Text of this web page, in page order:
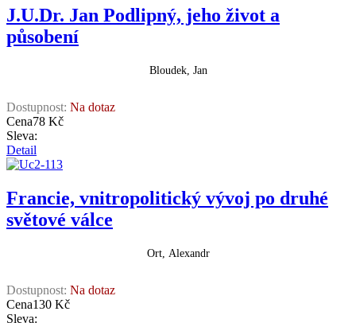
J.U.Dr. Jan Podlipný, jeho život a
působení
Bloudek, Jan
Dostupnost: Na dotaz
Cena78 Kč
Sleva:
Detail
Francie, vnitropolitický vývoj po druhé
světové válce
Ort, Alexandr
Dostupnost: Na dotaz
Cena130 Kč
Sleva: